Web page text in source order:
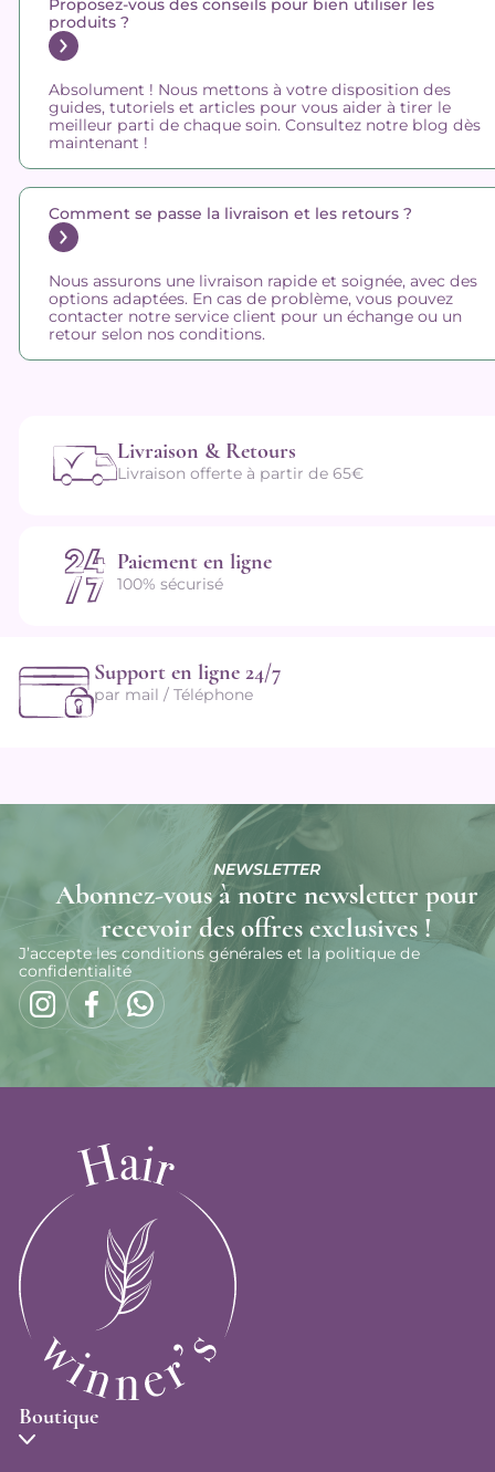
Proposez-vous des conseils pour bien utiliser les
produits ?
Absolument ! Nous mettons à votre disposition des
guides, tutoriels et articles pour vous aider à tirer le
meilleur parti de chaque soin. Consultez notre blog dès
maintenant !
Comment se passe la livraison et les retours ?
Nous assurons une livraison rapide et soignée, avec des
options adaptées. En cas de problème, vous pouvez
contacter notre service client pour un échange ou un
retour selon nos conditions.
Livraison & Retours
Livraison offerte à partir de 65€
Paiement en ligne
100% sécurisé
Support en ligne 24/7
par mail / Téléphone
NEWSLETTER
Abonnez-vous à notre newsletter pour
recevoir des offres exclusives !
J’accepte les conditions générales et la politique de
confidentialité
Boutique